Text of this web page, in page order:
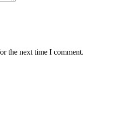
the next time I comment.